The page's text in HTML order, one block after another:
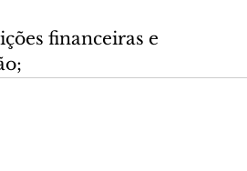
financeiras e